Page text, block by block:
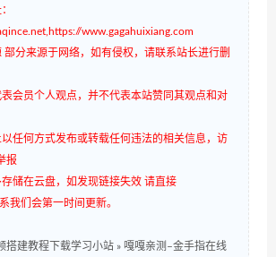
www.gagahuixiang.com
部分来源于网络，如有侵权，请联系站长进行删
会员个人观点，并不代表本站赞同其观点和对
任何方式发布或转载任何违法的相关信息，访
报
储在云盘，如发现链接失效 请直接
我们会第一时间更新。
搭建教程下载学习小站 » 嘎嘎亲测–金手指在线